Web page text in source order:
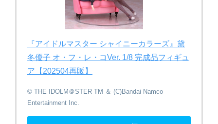
『アイドルマスター シャイニーカラーズ』​黛
冬優子 オ・フ・レ・コVer. 1/8 完成品フィギュ
ア【202504再販】
© THE IDOLM＠STER TM ＆ (C)Bandai Namco
Entertainment Inc.